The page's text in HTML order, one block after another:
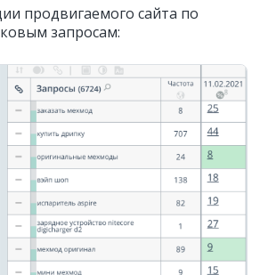
продвигаемого сайта по
запросам: